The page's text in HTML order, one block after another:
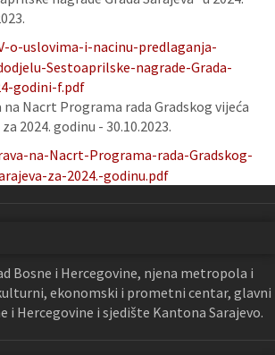
o-uslovima-i-nacinu-predlaganja-
Sestoaprilske-nagrade-Grada-
godini-f.pdf
na Nacrt Programa rada Gradskog vijeća
2024. godinu - 30.10.2023.
na-Nacrt-Programa-rada-Gradskog-
za-2024.-godinu.pdf
Bosne i Hercegovine, njena metropola i
ekonomski i prometni centar, glavni
i Hercegovine i sjedište Kantona Sarajevo.